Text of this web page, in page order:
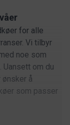
for alle
Vi tilbyr
noe som
om du
å
som passer